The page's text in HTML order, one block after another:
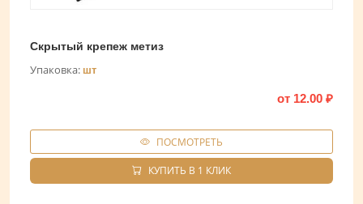
Скрытый крепеж метиз
Упаковка: шт
от 12.00 ₽
ПОСМОТРЕТЬ
КУПИТЬ В 1 КЛИК